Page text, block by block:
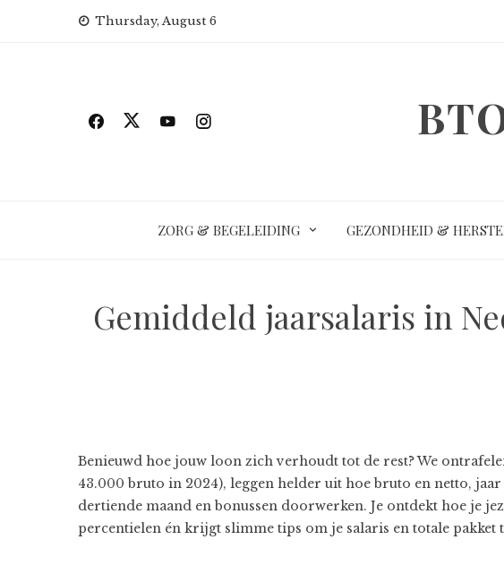
Thursday, August 6
ZORG & BEGELEIDING GEZONDHEID &
Gemiddeld jaarsalaris in
Benieuwd hoe jouw loon zich verhoudt tot de rest? We
43.000 bruto in 2024), leggen helder uit hoe bruto en netto, jaar
dertiende maand en bonussen doorwerken. Je ontdekt hoe je
percentielen én krijgt slimme tips om je salaris en totale pakket